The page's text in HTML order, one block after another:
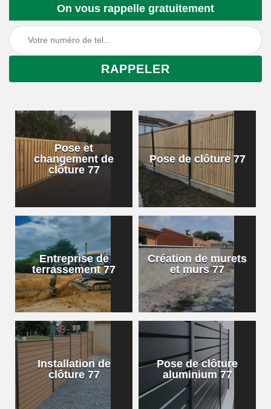
On vous rappelle gratuitement
Pose et
changement de
clôture 77
Pose de clôture 77
Entreprise de
terrassement 77
Création de murets
et murs 77
Installation de
clôture 77
Pose de clôture
aluminium 77